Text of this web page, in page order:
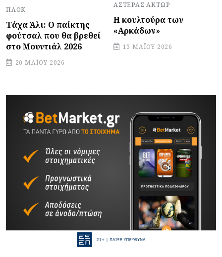
ΠΑΟΚ
Τάχα Άλι: Ο παίκτης
φούτσαλ που θα βρεθεί
στο Μουντιάλ 2026
20 ΜΑΪ́ΟΥ 2026
ΑΣΤΈΡΑΣ ΆΚΤΩΡ
Η κουλτούρα των
«Αρκάδων»
13 ΜΑΪ́ΟΥ 2026